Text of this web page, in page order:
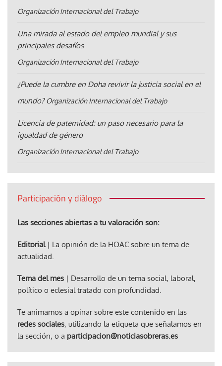
Organización Internacional del Trabajo
Una mirada al estado del empleo mundial y sus
principales desafíos
Organización Internacional del Trabajo
¿Puede la cumbre en Doha revivir la justicia social en el
mundo? Organización Internacional del Trabajo
Licencia de paternidad: un paso necesario para la
igualdad de género
Organización Internacional del Trabajo
Participación y diálogo
Las secciones abiertas a tu valoración son:
Editorial| La opinión de la HOAC sobre un tema de
actualidad.
Tema del mes | Desarrollo de un tema social, laboral,
político o eclesial tratado con profundidad.
Te animamos a opinar sobre este contenido en las
redes sociales, utilizando la etiqueta que señalamos en
la sección, o a participacion@noticiasobreras.es